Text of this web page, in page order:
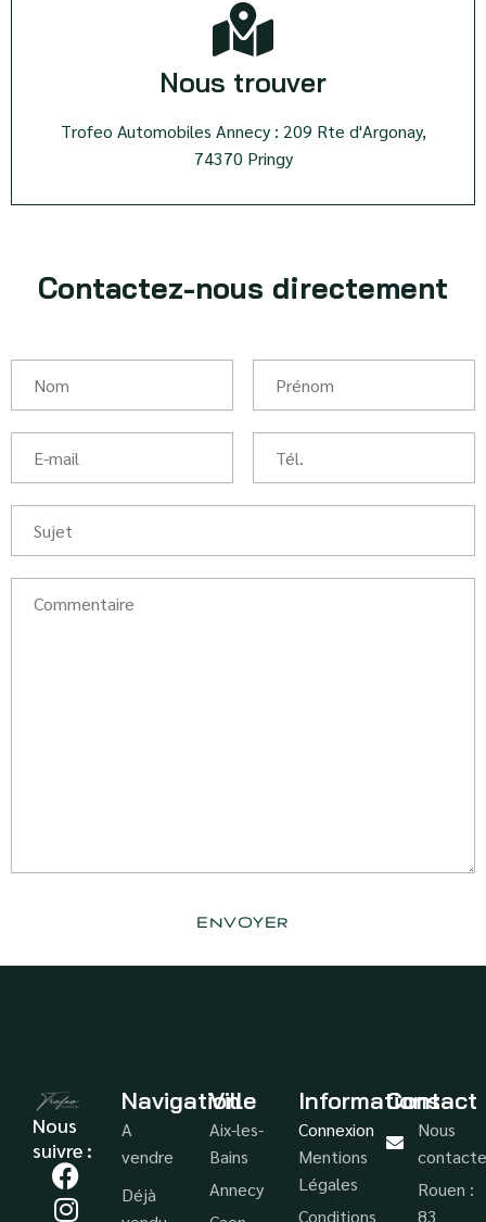
Nous trouver
Trofeo Automobiles Annecy : 209 Rte d'Argonay,
74370 Pringy
Contactez-nous directement
Nous
suivre :
Navigation
A
vendre
Déjà
Ville
Aix-les-
Bains
Annecy
Informations
Connexion
Mentions
Légales
Conditions
Contact
Nous
Rouen :
83